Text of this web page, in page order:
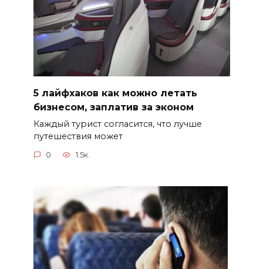
5 лайфхаков как можно летать
бизнесом, заплатив за эконом
Каждый турист согласится, что лучше
путешествия может
0 1.5к.